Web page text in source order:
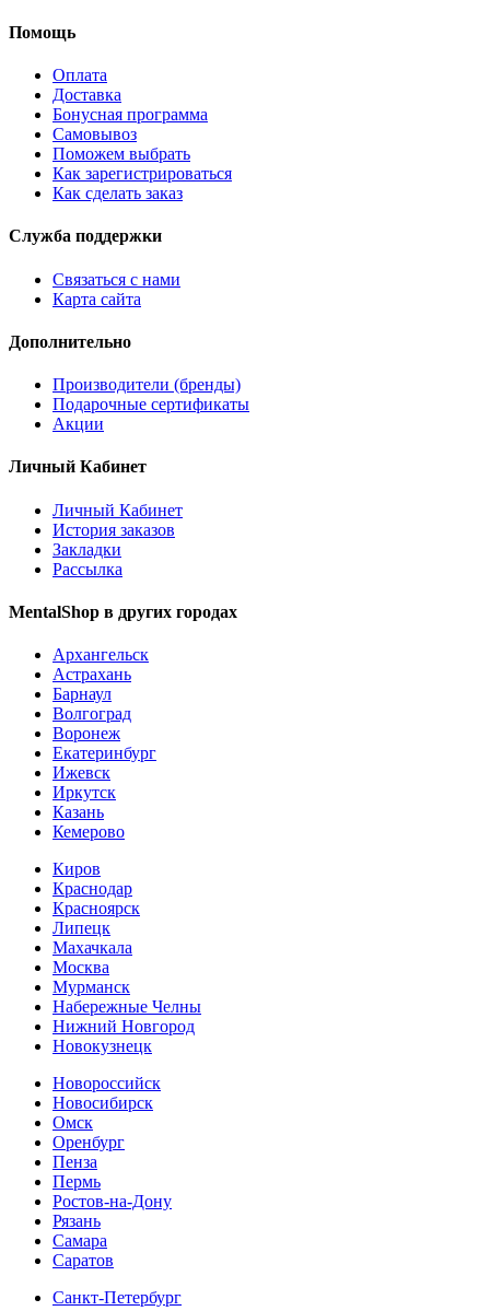
Помощь
Оплата
Доставка
Бонусная программа
Самовывоз
Поможем выбрать
Как зарегистрироваться
Как сделать заказ
Служба поддержки
Связаться с нами
Карта сайта
Дополнительно
Производители (бренды)
Подарочные сертификаты
Акции
Личный Кабинет
Личный Кабинет
История заказов
Закладки
Рассылка
MentalShop в других городах
Архангельск
Астрахань
Барнаул
Волгоград
Воронеж
Екатеринбург
Ижевск
Иркутск
Казань
Кемерово
Киров
Краснодар
Красноярск
Липецк
Махачкала
Москва
Мурманск
Набережные Челны
Нижний Новгород
Новокузнецк
Новороссийск
Новосибирск
Омск
Оренбург
Пенза
Пермь
Ростов-на-Дону
Рязань
Самара
Cаратов
Санкт-Петербург